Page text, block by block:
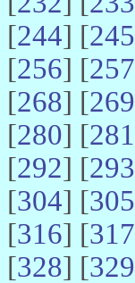
[244] [245
[256] [257
[268] [269
[280] [281
[292] [293
[304] [305
[316] [317
[328] [329